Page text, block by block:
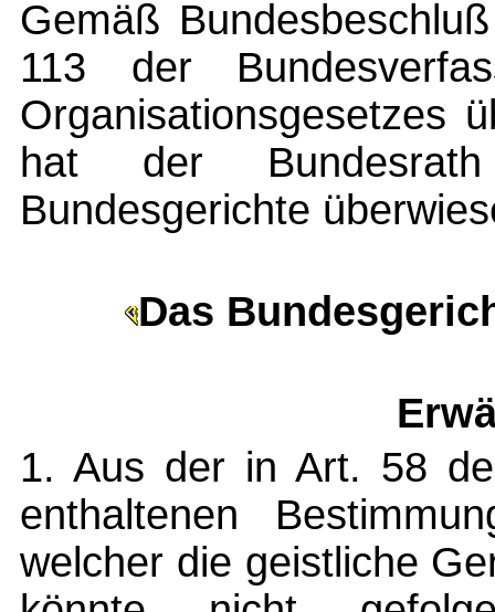
Gemäß
113 der
Organisationsgesetzes
hat der
Bundesgerichte
Das
1. Aus der in Art. 58
enthaltenen
welcher die geistliche